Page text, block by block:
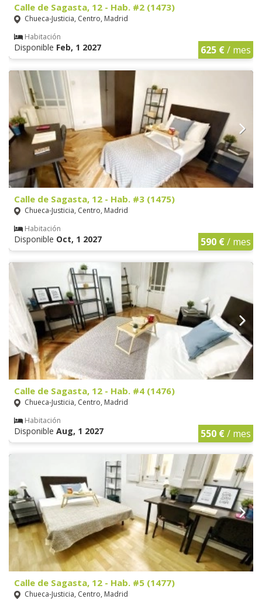
Calle de Sagasta, 12 - Hab. #2 (1473)
Chueca-Justicia, Centro, Madrid
Habitación
Disponible Feb, 1 2027 625 €/ mes
Calle de Sagasta, 12 - Hab. #3 (1475)
Chueca-Justicia, Centro, Madrid
Habitación
Disponible Oct, 1 2027 590 €/ mes
Calle de Sagasta, 12 - Hab. #4 (1476)
Chueca-Justicia, Centro, Madrid
Habitación
Disponible Aug, 1 2027 550 €/ mes
Calle de Sagasta, 12 - Hab. #5 (1477)
Chueca-Justicia, Centro, Madrid